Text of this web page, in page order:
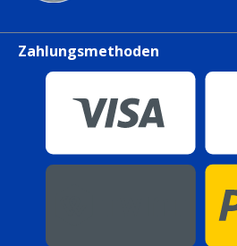
Zahlungsmethoden